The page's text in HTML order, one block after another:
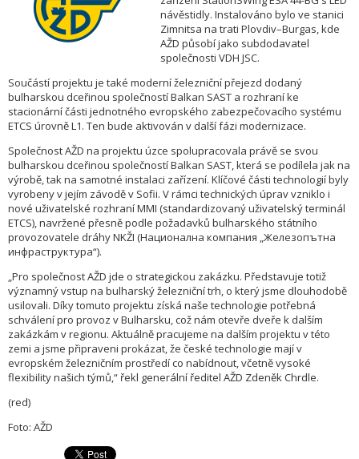
návěstidly. Instalováno bylo ve stanici
Zimnitsa na trati Plovdiv–Burgas, kde
AŽD působí jako subdodavatel
společnosti VDH JSC.
Součástí projektu je také moderní železniční přejezd dodaný
bulharskou dceřinou společností Balkan SAST a rozhraní ke
stacionární části jednotného evropského zabezpečovacího systému
ETCS úrovně L1. Ten bude aktivován v další fázi modernizace.
Společnost AŽD na projektu úzce spolupracovala právě se svou
bulharskou dceřinou společností Balkan SAST, která se podílela jak na
výrobě, tak na samotné instalaci zařízení. Klíčové části technologií byly
vyrobeny v jejím závodě v Sofii. V rámci technických úprav vzniklo i
nové uživatelské rozhraní MMI (standardizovaný uživatelský terminál
ETCS), navržené přesně podle požadavků bulharského státního
provozovatele dráhy NKŽI (Национална компания „Железопътна
инфраструктура“).
„Pro společnost AŽD jde o strategickou zakázku. Představuje totiž
významný vstup na bulharský železniční trh, o který jsme dlouhodobě
usilovali. Díky tomuto projektu získá naše technologie potřebná
schválení pro provoz v Bulharsku, což nám otevře dveře k dalším
zakázkám v regionu. Aktuálně pracujeme na dalším projektu v této
zemi a jsme připraveni prokázat, že české technologie mají v
evropském železničním prostředí co nabídnout, včetně vysoké
flexibility našich týmů,“ řekl generální ředitel AŽD Zdeněk Chrdle.
(red)
Foto: AŽD